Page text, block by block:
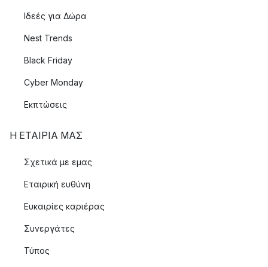
Ιδεές για Δώρα
Nest Trends
Black Friday
Cyber Monday
Εκπτώσεις
Η ΕΤΑΊΡΙΑ ΜΑΣ
Σχετικά με εμας
Εταιρική ευθύνη
Ευκαιρίες καριέρας
Συνεργάτες
Τύπος